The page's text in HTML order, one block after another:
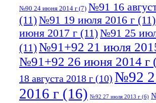
№90 24 июня 2014 г (7) №91 16
(11)№91 19 июля 2016 г (11)
июня 2017 г (11)№91 25
(11)№91+92 21 июля
№91+92 26 июня 2014 г
18 августа 2018 г (10) №92
2016 г (16) №92 27 июля 2013 г (6)